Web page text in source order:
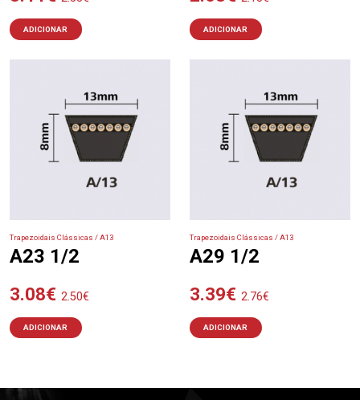
ADICIONAR ADICIONAR
Trapezoidais Clássicas / A13
A23 1/2
3.08€ 2.50€
ADICIONAR
Trapezoidais Clássicas / A13
A29 1/2
3.39€ 2.76€
ADICIONAR